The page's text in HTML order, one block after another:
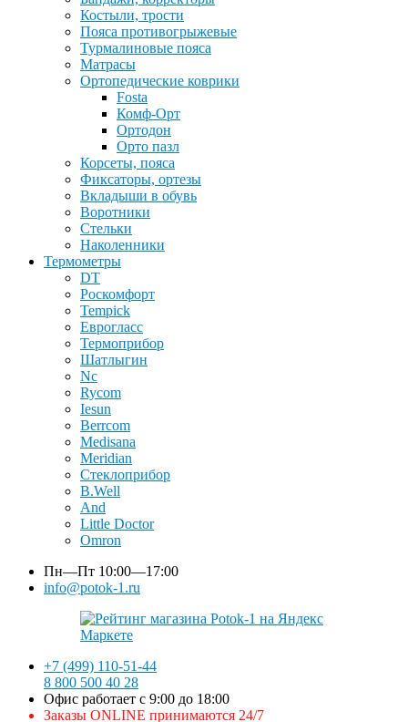
Костыли, трости
Пояса противогрыжевые
Турмалиновые пояса
Матрасы
Ортопедические коврики
Fosta
Комф-Орт
Ортодон
Орто пазл
Корсеты, пояса
Фиксаторы, ортезы
Вкладыши в обувь
Воротники
Стельки
Наколенники
Термометры
DT
Роскомфорт
Tempick
Еврогласс
Термоприбор
Шатлыгин
Nc
Rycom
Iesun
Berrcom
Medisana
Meridian
Стеклоприбор
B.Well
And
Little Doctor
Omron
Пн—Пт 10:00—17:00
info@potok-1.ru
+7 (499) 110-51-44
8 800 500 40 28
Офис работает с 9:00 до 18:00
Заказы ONLINE принимаются 24/7